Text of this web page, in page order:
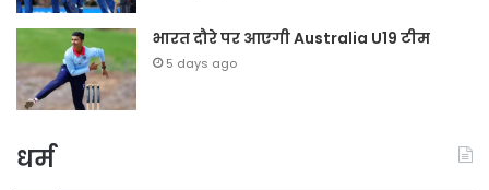
भारत दौरे पर आएगी Australia U19 टीम
5 days ago
धर्म